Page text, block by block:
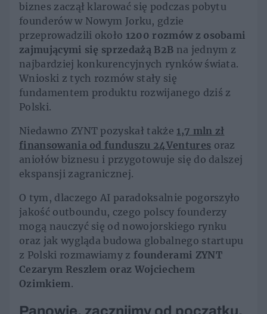
biznes zaczął klarować się podczas pobytu
founderów w Nowym Jorku, gdzie
przeprowadzili około 1200 rozmów z osobami
zajmującymi się sprzedażą B2B na jednym z
najbardziej konkurencyjnych rynków świata.
Wnioski z tych rozmów stały się
fundamentem produktu rozwijanego dziś z
Polski.
Niedawno ZYNT pozyskał także 1,7 mln zł
finansowania od funduszu 24Ventures oraz
aniołów biznesu i przygotowuje się do dalszej
ekspansji zagranicznej.
O tym, dlaczego AI paradoksalnie pogorszyło
jakość outboundu, czego polscy founderzy
mogą nauczyć się od nowojorskiego rynku
oraz jak wygląda budowa globalnego startupu
z Polski rozmawiamy z founderami ZYNT
Cezarym Reszlem oraz Wojciechem
Ozimkiem.